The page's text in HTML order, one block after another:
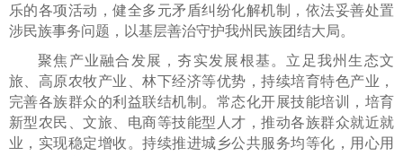
乐的各项活动，健全多元矛盾纠纷化解机制，依法妥善处置
涉民族事务问题，以基层善治守护我州民族团结大局。
聚焦产业融合发展，夯实发展根基。立足我州生态文
旅、高原农牧产业、林下经济等优势，持续培育特色产业，
完善各族群众的利益联结机制。常态化开展技能培训，培育
新型农民、文旅、电商等技能型人才，推动各族群众就近就
业，实现稳定增收。持续推进城乡公共服务均等化，用心用